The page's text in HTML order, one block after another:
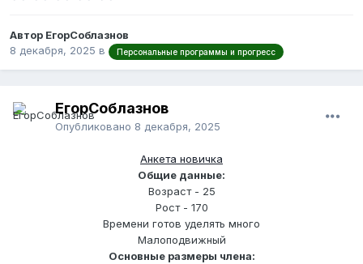
Автор ЕгорСоблазнов
8 декабря, 2025 в Персональные программы и прогресс
ЕгорСоблазнов
Опубликовано 8 декабря, 2025
Анкета новичка
Общие данные:
Возраст - 25
Рост - 170
Времени готов уделять много
Малоподвижный
Основные размеры члена: